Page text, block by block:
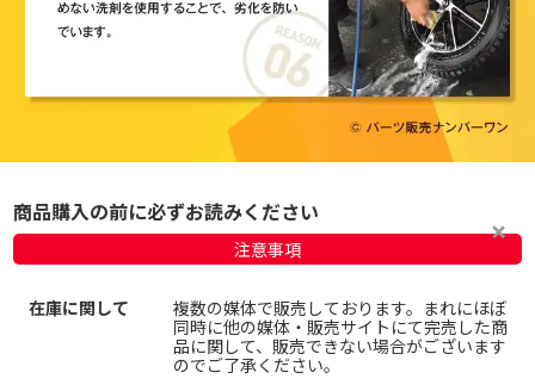
商品購入の前に必ずお読みください
注意事項
在庫に関して
複数の媒体で販売しております。まれにほぼ
同時に他の媒体・販売サイトにて完売した商
品に関して、販売できない場合がございます
のでご了承ください。